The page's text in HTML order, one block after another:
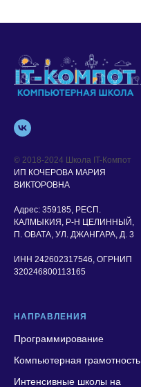
© 2018-2024 Школа IT-Компот
ИП КОЧЕРОВА МАРИЯ
ВИКТОРОВНА
Адрес: 359185, РЕСП.
КАЛМЫКИЯ, Р-Н ЦЕЛИННЫЙ,
П. ОВАТА, УЛ. ДЖАНГАРА, Д. 3
ИНН 242602317546, ОГРНИП
320246800113165
НАПРАВЛЕНИЯ
Программирование
Компьютерная грамотность
Интенсивные школы на